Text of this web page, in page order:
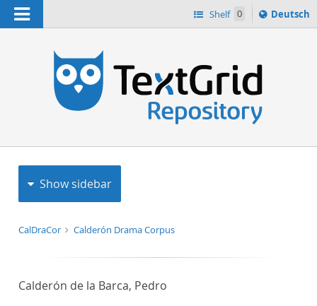
Navigation Shelf 0
Sprache
ï¿½ndern
Deutsch
Show sidebar
CalDraCor Calderón Drama Corpus
Calderón de la Barca, Pedro